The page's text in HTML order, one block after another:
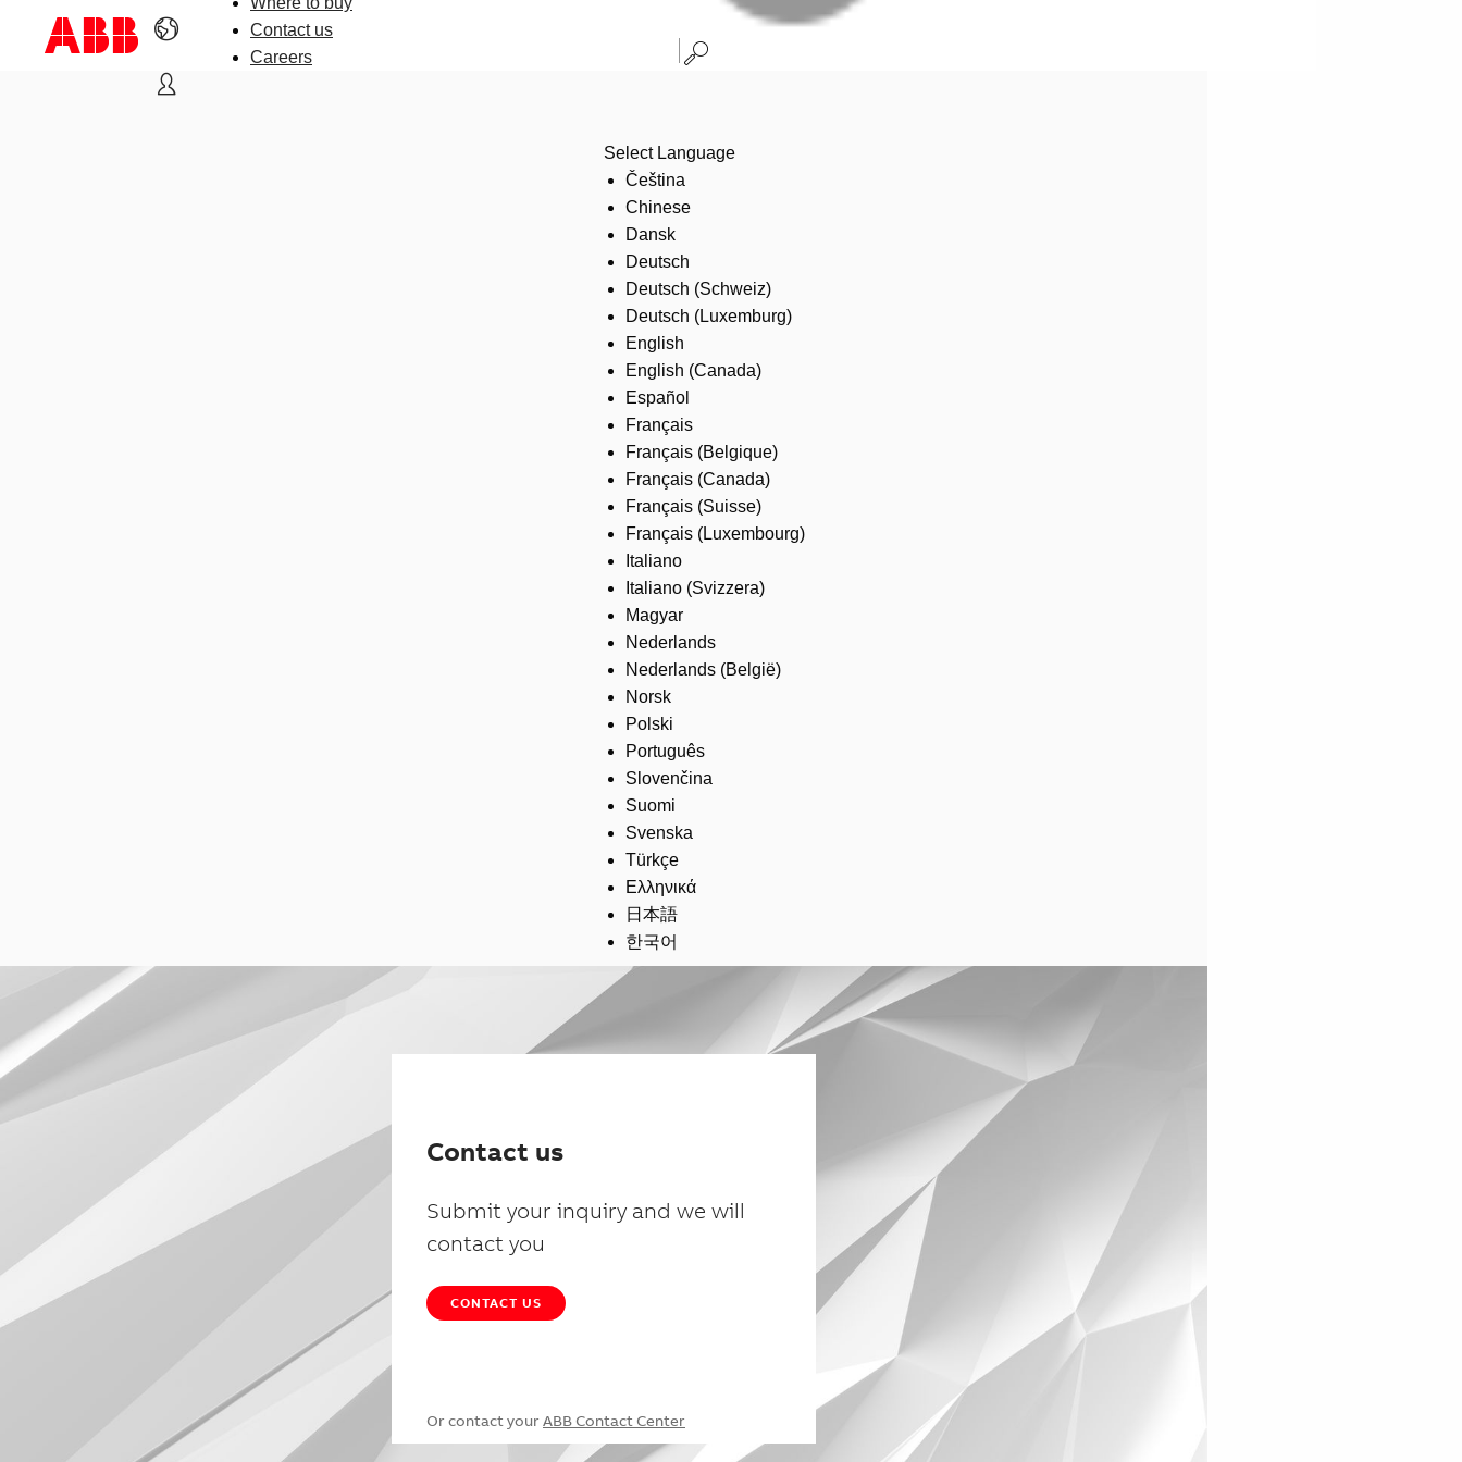
Contact us
Careers
Select Language
Čeština
Chinese
Dansk
Deutsch
Deutsch (Schweiz)
Deutsch (Luxemburg)
English
English (Canada)
Español
Français
Français (Belgique)
Français (Canada)
Français (Suisse)
Français (Luxembourg)
Italiano
Italiano (Svizzera)
Magyar
Nederlands
Nederlands (België)
Norsk
Polski
Português
Slovenčina
Suomi
Svenska
Türkçe
Ελληνικά
日本語
한국어
Contact us
Submit your inquiry and we will
contact you
CONTACT US
Or contact your ABB Contact Center